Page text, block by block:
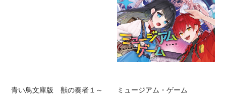
青い鳥文庫版 獣の奏者１～
ミュージアム・ゲーム